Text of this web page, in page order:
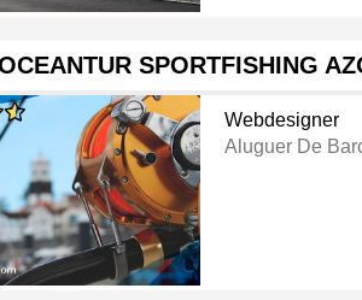
SPORTFISHING
Webdesigner
Aluguer De